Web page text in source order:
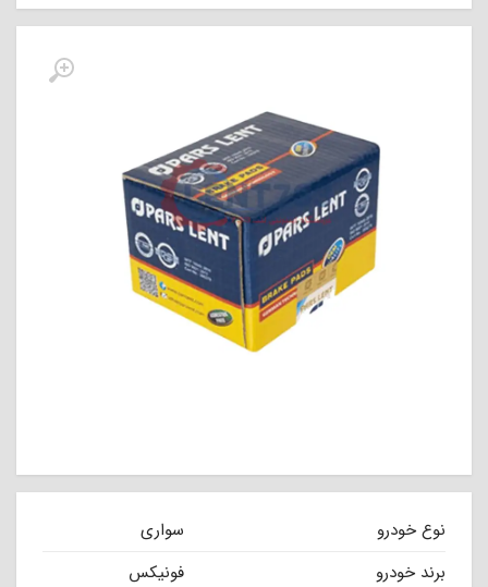
نوع خودرو
سواری
برند خودرو
فونیکس